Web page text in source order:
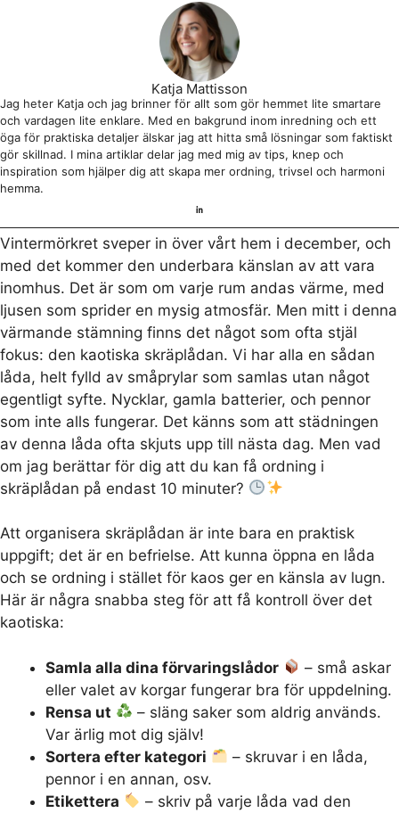
Katja Mattisson
Jag heter Katja och jag brinner för allt som gör hemmet lite smartare
och vardagen lite enklare. Med en bakgrund inom inredning och ett
öga för praktiska detaljer älskar jag att hitta små lösningar som faktiskt
gör skillnad. I mina artiklar delar jag med mig av tips, knep och
inspiration som hjälper dig att skapa mer ordning, trivsel och harmoni
hemma.
Vintermörkret sveper in över vårt hem i december, och
med det kommer den underbara känslan av att vara
inomhus. Det är som om varje rum andas värme, med
ljusen som sprider en mysig atmosfär. Men mitt i denna
värmande stämning finns det något som ofta stjäl
fokus: den kaotiska skräplådan. Vi har alla en sådan
låda, helt fylld av småprylar som samlas utan något
egentligt syfte. Nycklar, gamla batterier, och pennor
som inte alls fungerar. Det känns som att städningen
av denna låda ofta skjuts upp till nästa dag. Men vad
om jag berättar för dig att du kan få ordning i
skräplådan på endast 10 minuter?
Att organisera skräplådan är inte bara en praktisk
uppgift; det är en befrielse. Att kunna öppna en låda
och se ordning i stället för kaos ger en känsla av lugn.
Här är några snabba steg för att få kontroll över det
kaotiska:
Samla alla dina förvaringslådor
– små askar
eller valet av korgar fungerar bra för uppdelning.
Rensa ut
– släng saker som aldrig används.
Var ärlig mot dig själv!
Sortera efter kategori
– skruvar i en låda,
pennor i en annan, osv.
Etikettera
– skriv på varje låda vad den